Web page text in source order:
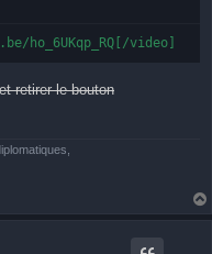
ho_6UKqp_RQ[/video]
retirer le bouton